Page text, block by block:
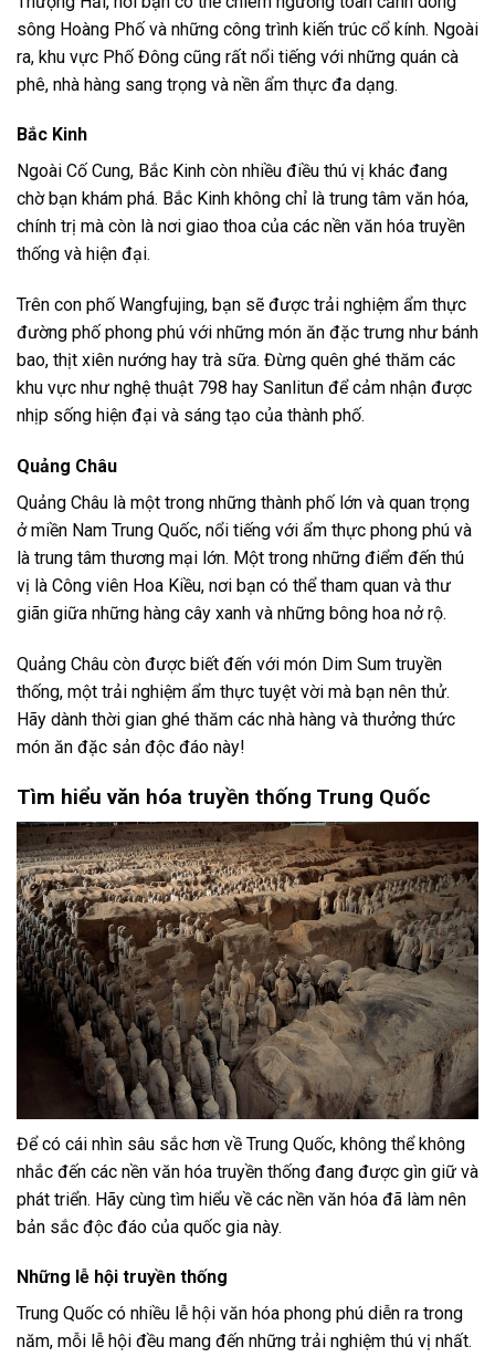
sông Hoàng Phố và những công trình kiến trúc cổ kính. Ngoài
ra, khu vực Phố Đông cũng rất nổi tiếng với những quán cà
phê, nhà hàng sang trọng và nền ẩm thực đa dạng.
Bắc Kinh
Ngoài Cố Cung, Bắc Kinh còn nhiều điều thú vị khác đang
chờ bạn khám phá. Bắc Kinh không chỉ là trung tâm văn hóa,
chính trị mà còn là nơi giao thoa của các nền văn hóa truyền
thống và hiện đại.
Trên con phố Wangfujing, bạn sẽ được trải nghiệm ẩm thực
đường phố phong phú với những món ăn đặc trưng như bánh
bao, thịt xiên nướng hay trà sữa. Đừng quên ghé thăm các
khu vực như nghệ thuật 798 hay Sanlitun để cảm nhận được
nhịp sống hiện đại và sáng tạo của thành phố.
Quảng Châu
Quảng Châu là một trong những thành phố lớn và quan trọng
ở miền Nam Trung Quốc, nổi tiếng với ẩm thực phong phú và
là trung tâm thương mại lớn. Một trong những điểm đến thú
vị là Công viên Hoa Kiều, nơi bạn có thể tham quan và thư
giãn giữa những hàng cây xanh và những bông hoa nở rộ.
Quảng Châu còn được biết đến với món Dim Sum truyền
thống, một trải nghiệm ẩm thực tuyệt vời mà bạn nên thử.
Hãy dành thời gian ghé thăm các nhà hàng và thưởng thức
món ăn đặc sản độc đáo này!
Tìm hiểu văn hóa truyền thống Trung Quốc
Để có cái nhìn sâu sắc hơn về Trung Quốc, không thể không
nhắc đến các nền văn hóa truyền thống đang được gìn giữ và
phát triển. Hãy cùng tìm hiểu về các nền văn hóa đã làm nên
bản sắc độc đáo của quốc gia này.
Những lễ hội truyền thống
Trung Quốc có nhiều lễ hội văn hóa phong phú diễn ra trong
năm, mỗi lễ hội đều mang đến những trải nghiệm thú vị nhất.